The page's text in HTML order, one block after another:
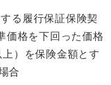
る履行保証保険契
価格を下回った価格
）を保険金額とす
合